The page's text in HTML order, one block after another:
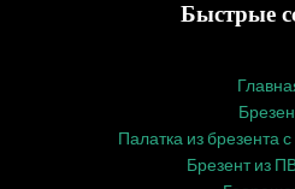
Быстрые
Палатка из брезента
Брезент из